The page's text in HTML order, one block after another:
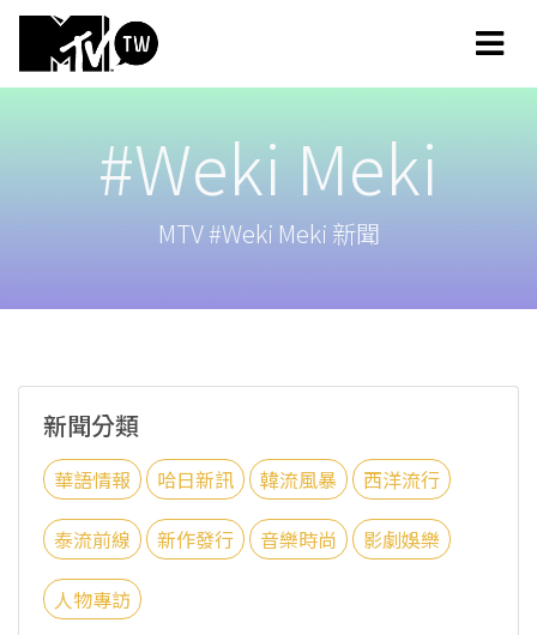
#Weki Meki
MTV #Weki Meki 新聞
新聞分類
華語情報 哈日新訊 韓流風暴 西洋流行
泰流前線 新作發行 音樂時尚 影劇娛樂
人物專訪